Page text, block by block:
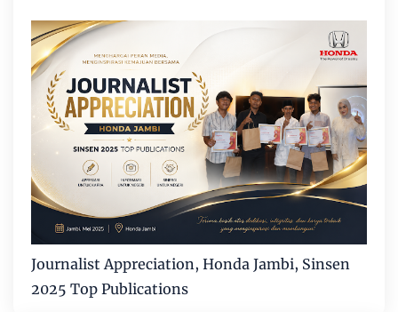
Journalist Appreciation, Honda Jambi, Sinsen
2025 Top Publications